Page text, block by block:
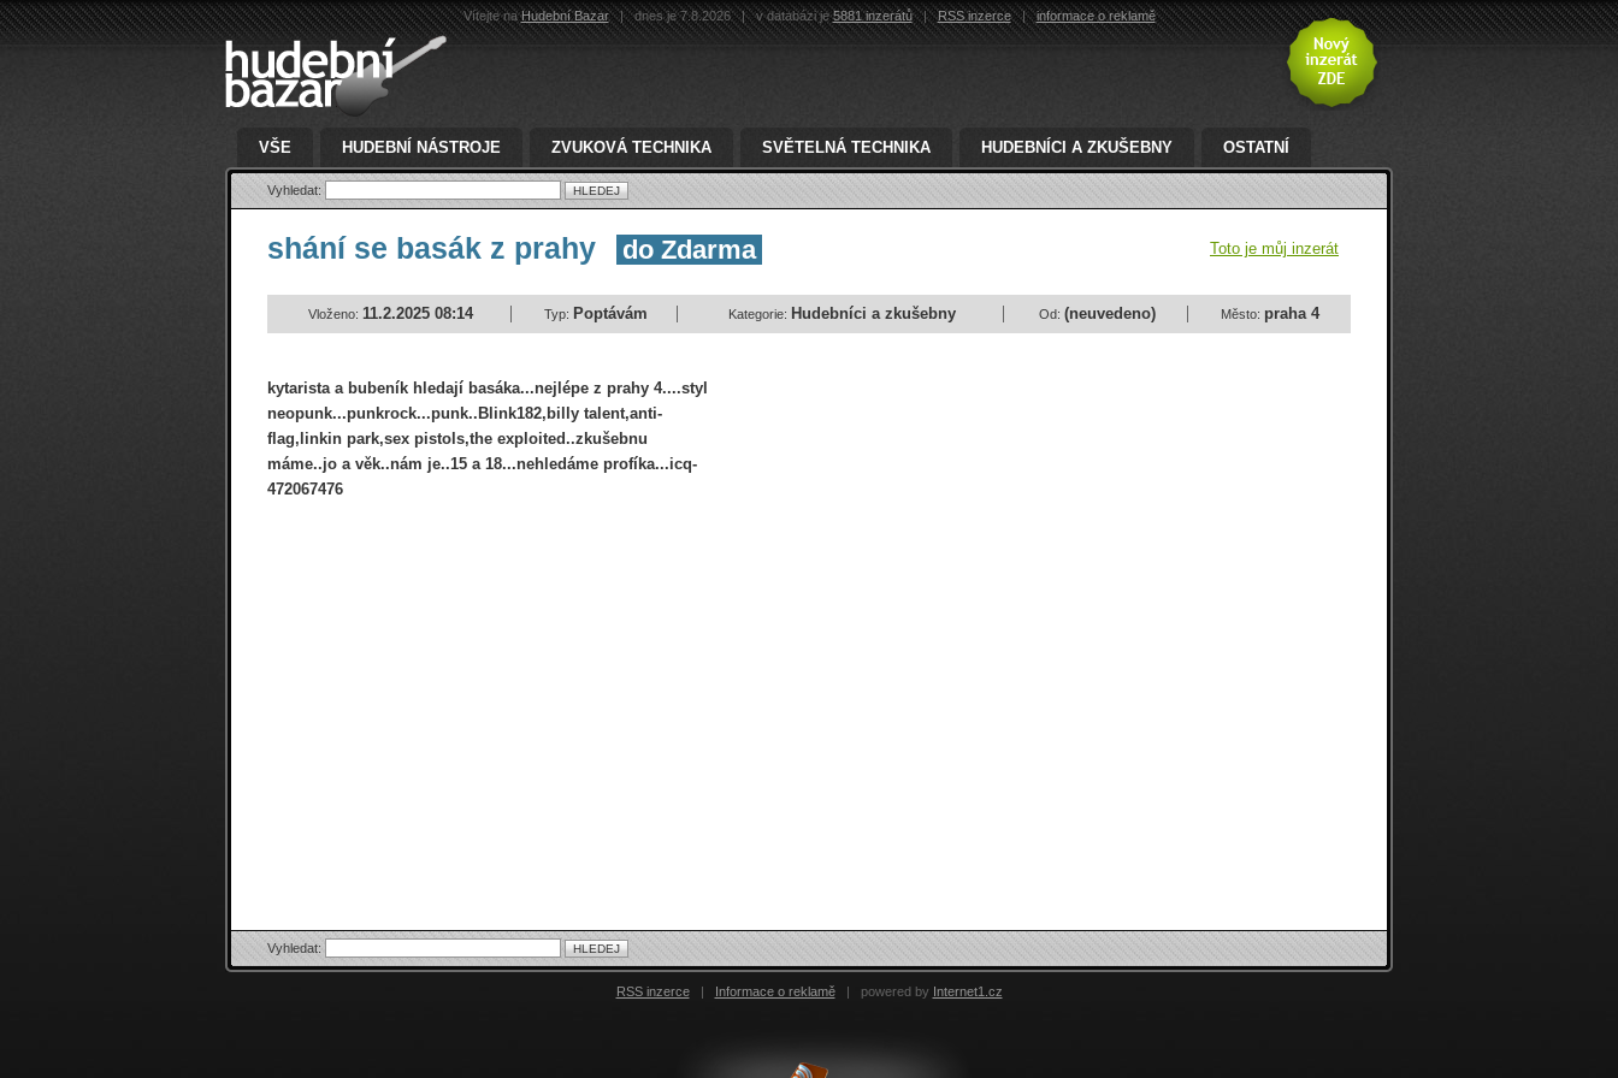
Vítejte naHudební Bazar | dnes je 7.8.2026 | v databázi je5881 inzerátů | RSS inzerce | informace o reklamě
VŠE HUDEBNÍ NÁSTROJE ZVUKOVÁ TECHNIKA SVĚTELNÁ TECHNIKA HUDEBNÍCI A ZKUŠEBNY OSTATNÍ
Vyhledat:
shání se basák z prahy do Zdarma Toto je můj inzerát
Vloženo: 11.2.2025 08:14 Typ: Poptávám Kategorie: Hudebníci a zkušebny Od: (neuvedeno) Město: praha 4
kytarista a bubeník hledají basáka...nejlépe z prahy 4....styl
neopunk...punkrock...punk..Blink182,billy talent,anti-
flag,linkin park,sex pistols,the exploited..zkušebnu
máme..jo a věk..nám je..15 a 18...nehledáme profíka...icq-
472067476
Vyhledat:
RSS inzerce | Informace o reklamě | powered by Internet1.cz